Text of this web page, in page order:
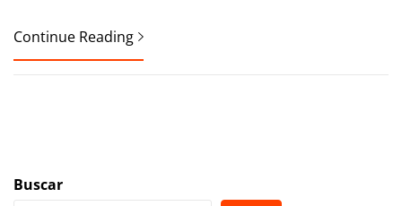
Continue Reading
Buscar